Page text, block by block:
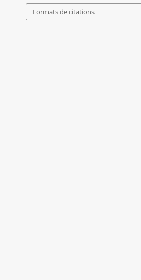
Formats de citations